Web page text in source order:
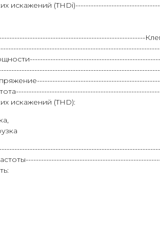
искажений
искажений (THD):